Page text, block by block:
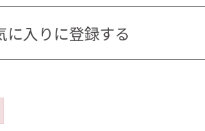
に入りに登録する